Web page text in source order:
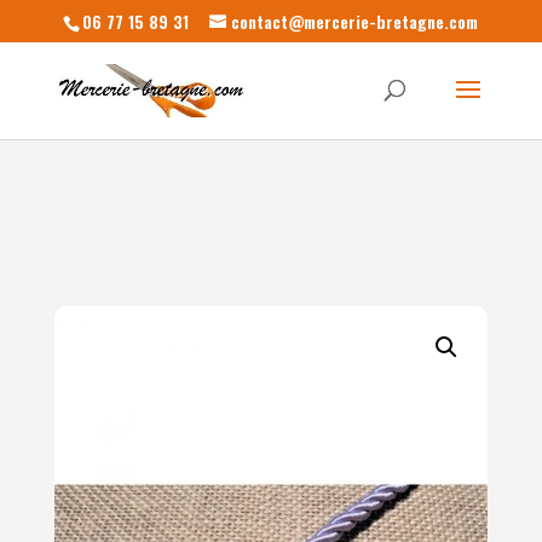
06 77 15 89 31 contact@mercerie-bretagne.com